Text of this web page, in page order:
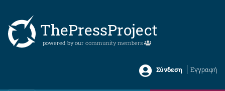
ThePressProject
powered by our community members
Σύνδεση Εγγραφή